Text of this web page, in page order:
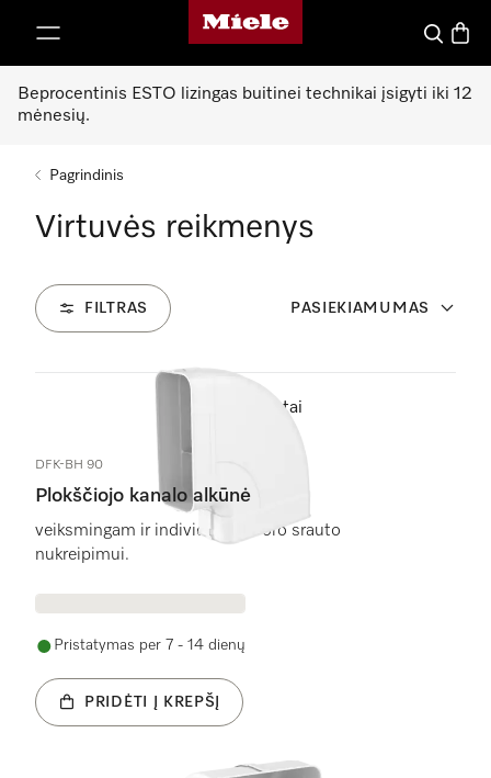
"Miele" pradžios tinklalapis
Paieška
Beprocentinis ESTO lizingas buitinei technikai įsigyti iki 12
mėnesių.
Pagrindinis
Virtuvės reikmenys
FILTRAS PASIEKIAMUMAS
Produktai
DFK-BH 90
Plokščiojo kanalo alkūnė
veiksmingam ir individualiam oro srauto
nukreipimui.
Pristatymas per 7 - 14 dienų
PRIDĖTI Į KREPŠĮ